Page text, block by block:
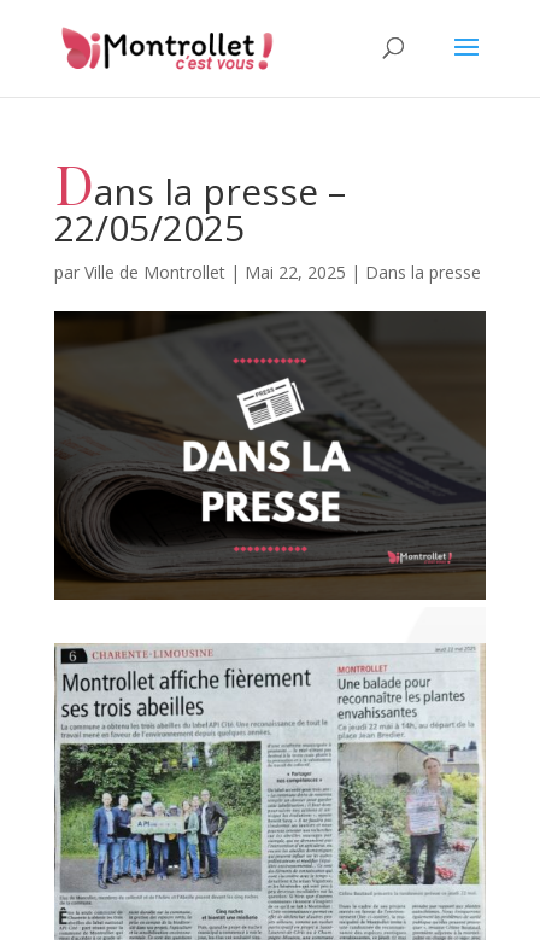
Dans la presse –
22/05/2025
par Ville de Montrollet| Mai 22, 2025 | Dans la presse